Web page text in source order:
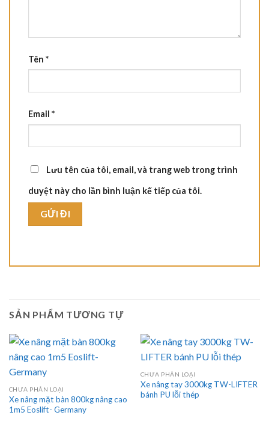
Tên *
Email *
Lưu tên của tôi, email, và trang web trong trình
duyệt này cho lần bình luận kế tiếp của tôi.
SẢN PHẨM TƯƠNG TỰ
CHƯA PHÂN LOẠI
Xe nâng mặt bàn 800kg nâng cao
1m5 Eoslift- Germany
CHƯA PHÂN LOẠI
Xe nâng tay 3000kg TW-LIFTER
bánh PU lỗi thép